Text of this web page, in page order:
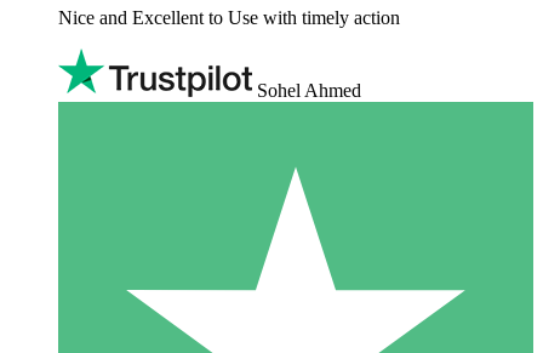
Nice and Excellent to Use with timely action
Sohel Ahmed